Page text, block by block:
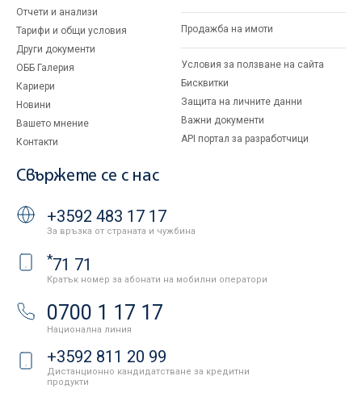
Отчети и анализи
Тарифи и общи условия
Други документи
ОББ Галерия
Кариери
Новини
Вашето мнение
Контакти
Продажба на имоти
Условия за ползване на сайта
Бисквитки
Защита на личните данни
Важни документи
API портал за разработчици
Свържете се с нас
+3592 483 17 17
За връзка от страната и чужбина
*71 71
Кратък номер за абонати на мобилни оператори
0700 1 17 17
Национална линия
+3592 811 20 99
Дистанционно кандидатстване за кредитни
продукти